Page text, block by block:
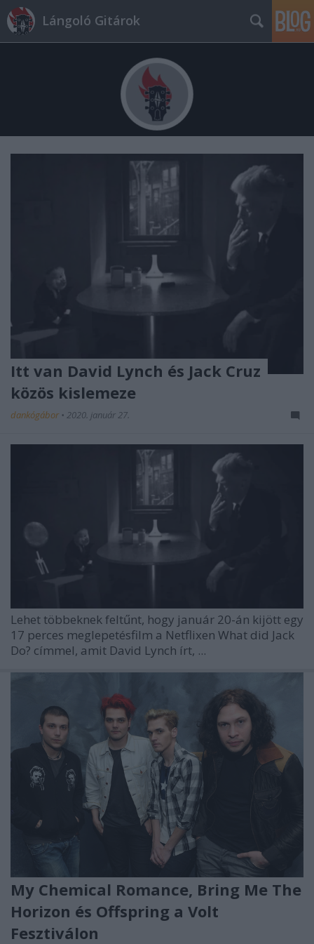
Lángoló Gitárok
Itt van David Lynch és Jack Cruz
közös kislemeze
dankógábor • 2020. január 27.
Lehet többeknek feltűnt, hogy január 20-án kijött egy
17 perces meglepetésfilm a Netflixen What did Jack
Do? címmel, amit David Lynch írt, ...
My Chemical Romance, Bring Me The
Horizon és Offspring a Volt
Fesztiválon